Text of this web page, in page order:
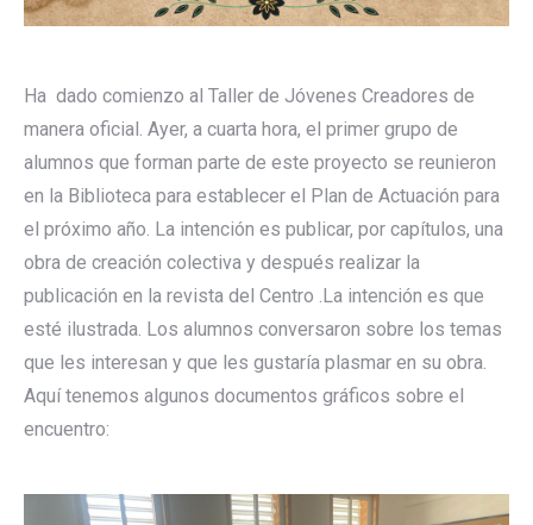
Ha dado comienzo al Taller de Jóvenes Creadores de
manera oficial. Ayer, a cuarta hora, el primer grupo de
alumnos que forman parte de este proyecto se reunieron
en la Biblioteca para establecer el Plan de Actuación para
el próximo año. La intención es publicar, por capítulos, una
obra de creación colectiva y después realizar la
publicación en la revista del Centro .La intención es que
esté ilustrada. Los alumnos conversaron sobre los temas
que les interesan y que les gustaría plasmar en su obra.
Aquí tenemos algunos documentos gráficos sobre el
encuentro: